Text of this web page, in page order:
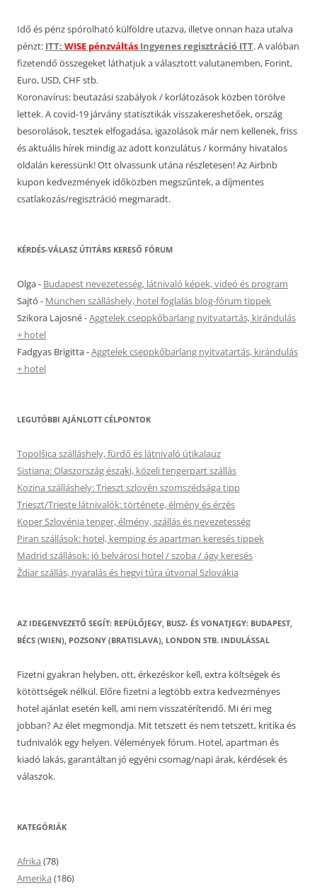
Idő és pénz spórolható külföldre utazva, illetve onnan haza utalva
pénzt: ITT: WISE pénzváltás Ingyenes regisztráció ITT. A valóban
fizetendő összegeket láthatjuk a választott valutanemben, Forint,
Euro, USD, CHF stb.
Koronavírus: beutazási szabályok / korlátozások közben törölve
lettek. A covid-19 járvány statisztikák visszakereshetőek, ország
besorolások, tesztek elfogadása, igazolások már nem kellenek, friss
és aktuális hírek mindig az adott konzulátus / kormány hivatalos
oldalán keressünk! Ott olvassunk utána részletesen! Az Airbnb
kupon kedvezmények időközben megszűntek, a díjmentes
csatlakozás/regisztráció megmaradt.
KÉRDÉS-VÁLASZ ÚTITÁRS KERESŐ FÓRUM
Olga- Budapest nevezetesség, látnivaló képek, videó és program
Sajtó - München szálláshely, hotel foglalás blog-fórum tippek
Szikora Lajosné-Aggtelek cseppkőbarlang nyitvatartás, kirándulás
+ hotel
Fadgyas Brigitta-Aggtelek cseppkőbarlang nyitvatartás, kirándulás
+ hotel
LEGUTÓBBI AJÁNLOTT CÉLPONTOK
Topolšica szálláshely, fürdő és látnivaló útikalauz
Sistiana: Olaszország északi, közeli tengerpart szállás
Kozina szálláshely: Trieszt szlovén szomszédsága tipp
Trieszt/Trieste látnivalók: története, élmény és érzés
Koper Szlovénia tenger, élmény, szállás és nevezetesség
Piran szállások: hotel, kemping és apartman keresés tippek
Madrid szállások: jó belvárosi hotel / szoba / ágy keresés
Ždiar szállás, nyaralás és hegyi túra útvonal Szlovákia
AZ IDEGENVEZETŐ SEGÍT: REPÜLŐJEGY, BUSZ- ÉS VONATJEGY: BUDAPEST,
BÉCS (WIEN), POZSONY (BRATISLAVA), LONDON STB. INDULÁSSAL
Fizetni gyakran helyben, ott, érkezéskor kell, extra költségek és
kötöttségek nélkül. Előre fizetni a legtöbb extra kedvezményes
hotel ajánlat esetén kell, ami nem visszatérítendő. Mi éri meg
jobban? Az élet megmondja. Mit tetszett és nem tetszett, kritika és
tudnivalók egy helyen. Vélemények fórum. Hotel, apartman és
kiadó lakás, garantáltan jó egyéni csomag/napi árak, kérdések és
válaszok.
KATEGÓRIÁK
Afrika (78)
Amerika (186)